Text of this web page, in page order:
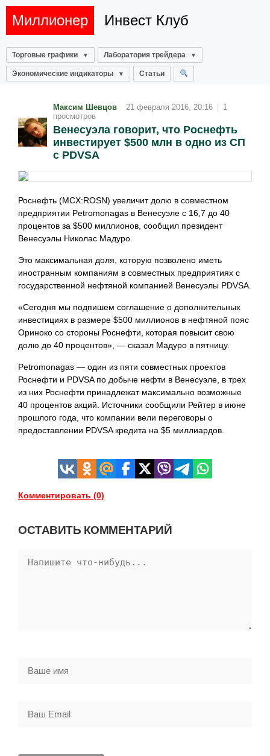
Миллионер Инвест Клуб
Торговые графики Лаборатория трейдера
Экономические индикаторы Статьи
Максим Шевцов 21 февраля 2016, 20:16
1
просмотров
Венесуэла говорит, что Роснефть
инвестирует $500 млн в одно из СП
с PDVSA
Роснефть (MCX:ROSN) увеличит долю в совместном
предприятии Petromonagas в Венесуэле с 16,7 до 40
процентов за $500 миллионов, сообщил президент
Венесуэлы Николас Мадуро.
Это максимальная доля, которую позволено иметь
иностранным компаниям в совместных предприятиях с
государственной нефтяной компанией Венесуэлы PDVSA.
«Сегодня мы подпишем соглашение о дополнительных
инвестициях в размере $500 миллионов в нефтяной пояс
Ориноко со стороны Роснефти, которая повысит свою
долю до 40 процентов», — сказал Мадуро в пятницу.
Petromonagas — один из пяти совместных проектов
Роснефти и PDVSA по добыче нефти в Венесуэле, в трех
из них Роснефти принадлежат максимально возможные
40 процентов акций. Источники сообщили Рейтер в июне
прошлого года, что компании вели переговоры о
предоставлении PDVSA кредита на $5 миллиардов.
Комментировать (0)
ОСТАВИТЬ КОММЕНТАРИЙ